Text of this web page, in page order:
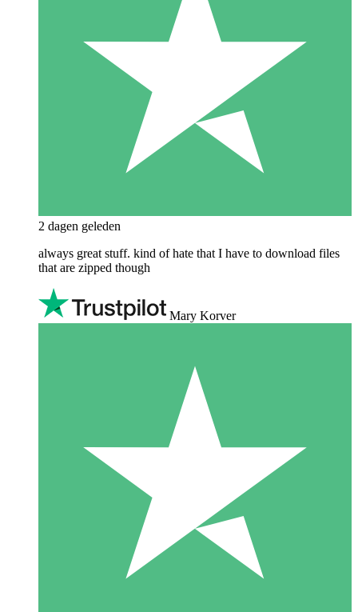
2 dagen geleden
always great stuff. kind of hate that I have to download files
that are zipped though
Mary Korver